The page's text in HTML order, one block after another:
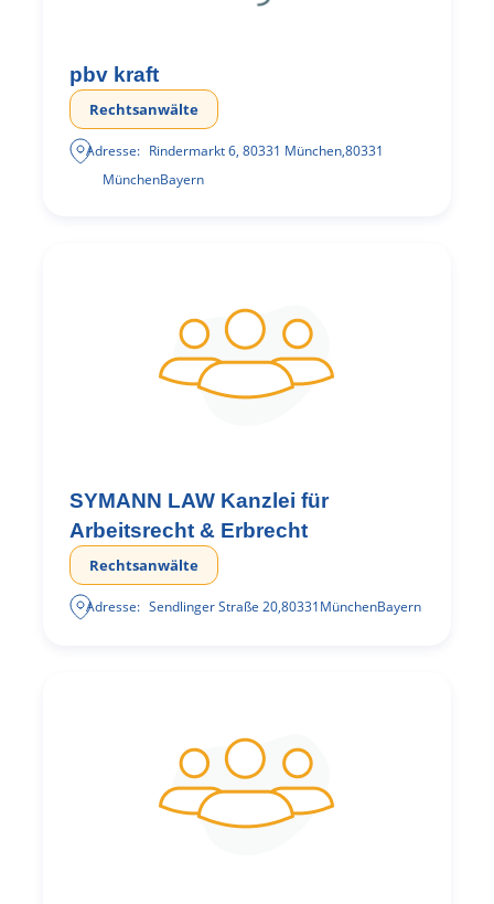
pbv kraft
Rechtsanwälte
Adresse: Rindermarkt 6, 80331 München,80331
MünchenBayern
SYMANN LAW Kanzlei für
Arbeitsrecht & Erbrecht
Rechtsanwälte
Adresse: Sendlinger Straße 20,80331MünchenBayern